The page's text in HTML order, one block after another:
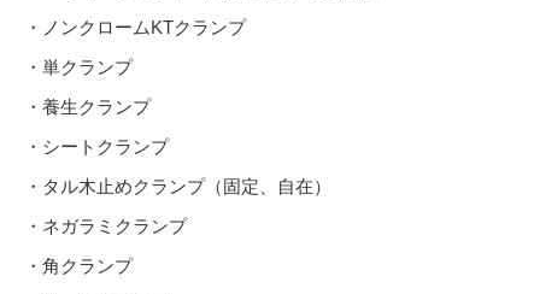
・ノンクロームKTクランプ
・単クランプ
・養生クランプ
・シートクランプ
・タル木止めクランプ（固定、自在）
・ネガラミクランプ
・角クランプ